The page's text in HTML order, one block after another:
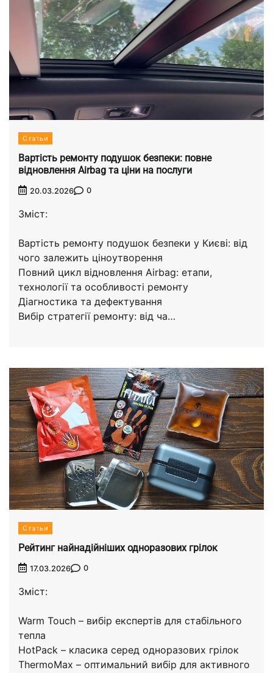
Статьи
Вартість ремонту подушок безпеки: повне
відновлення Airbag та ціни на послуги
20.03.2026 0
Зміст:
Вартість ремонту подушок безпеки у Києві: від
чого залежить ціноутворення
Повний цикл відновлення Airbag: етапи,
технології та особливості ремонту
Діагностика та дефектування
Вибір стратегії ремонту: від ча…
Статьи
Рейтинг найнадійніших одноразових грілок
17.03.2026 0
Зміст:
Warm Touch – вибір експертів для стабільного
тепла
HotPack – класика серед одноразових грілок
ThermoMax – оптимальний вибір для активного